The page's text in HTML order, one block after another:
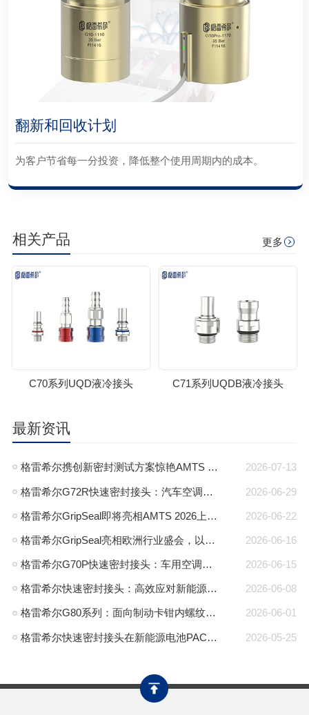
翻新和回收计划
为客户节省每一分投资，降低整个使用周期内的成本。
相关产品 更多
C70系列UQD液冷接头 C71系列UQDB液冷接头
最新资讯
2026-07-13
格雷希尔携创新密封测试方案惊艳AMTS 2026，圆满收官
2026-06-29
格雷希尔G72R快速密封接头：汽车空调异型管口测试方案
2026-06-22
格雷希尔GripSeal即将亮相AMTS 2026上海展，以密封技术赋能汽车制造
2026-06-16
格雷希尔GripSeal亮相欧洲行业盛会，以快速密封技术赋能欧洲新能源产业链
2026-06-15
格雷希尔G70P快速密封接头：车用空调气密测试的可靠选择
2026-06-08
格雷希尔快速密封接头：高效应对新能源电池包防爆阀测试难题
2026-06-01
格雷希尔G80系列：面向制动卡钳内螺纹的高压密封连接方案
2026-05-25
格雷希尔快速密封接头在新能源电池PACK包气密测试中的应用